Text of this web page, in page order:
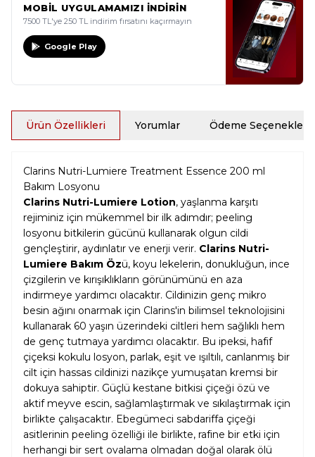
MOBİL UYGULAMAMIZI İNDİRİN
7500 TL'ye 250 TL indirim fırsatını kaçırmayın
Google Play
Ürün Özellikleri Yorumlar Ödeme Seçenekleri
Clarins Nutri-Lumiere Treatment Essence 200 ml
Bakım Losyonu
Clarins Nutri-Lumiere Lotion, yaşlanma karşıtı
rejiminiz için mükemmel bir ilk adımdır; peeling
losyonu bitkilerin gücünü kullanarak olgun cildi
gençleştirir, aydınlatır ve enerji verir. Clarins Nutri-
Lumiere Bakım Özü, koyu lekelerin, donukluğun, ince
çizgilerin ve kırışıklıkların görünümünü en aza
indirmeye yardımcı olacaktır. Cildinizin genç mikro
besin ağını onarmak için Clarins'in bilimsel teknolojisini
kullanarak 60 yaşın üzerindeki ciltleri hem sağlıklı hem
de genç tutmaya yardımcı olacaktır. Bu ipeksi, hafif
çiçeksi kokulu losyon, parlak, eşit ve ışıltılı, canlanmış bir
cilt için hassas cildinizi nazikçe yumuşatan kremsi bir
dokuya sahiptir. Güçlü kestane bitkisi çiçeği özü ve
aktif meyve escin, sağlamlaştırmak ve sıkılaştırmak için
birlikte çalışacaktır. Ebegümeci sabdariffa çiçeği
asitlerinin peeling özelliği ile birlikte, rafine bir etki için
herhangi bir sert ovalama olmadan doğal olarak ölü